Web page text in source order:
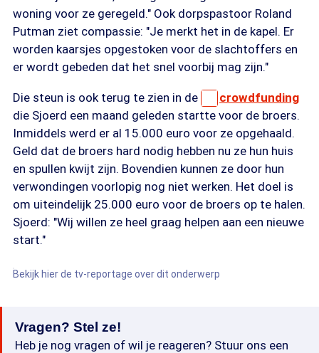
woning voor ze geregeld." Ook dorpspastoor Roland
Putman ziet compassie: "Je merkt het in de kapel. Er
worden kaarsjes opgestoken voor de slachtoffers en
er wordt gebeden dat het snel voorbij mag zijn."
Die steun is ook terug te zien in de
crowdfunding
die Sjoerd een maand geleden startte voor de broers.
Inmiddels werd er al 15.000 euro voor ze opgehaald.
Geld dat de broers hard nodig hebben nu ze hun huis
en spullen kwijt zijn. Bovendien kunnen ze door hun
verwondingen voorlopig nog niet werken. Het doel is
om uiteindelijk 25.000 euro voor de broers op te halen.
Sjoerd: "Wij willen ze heel graag helpen aan een nieuwe
start."
Bekijk hier de tv-reportage over dit onderwerp
Vragen? Stel ze!
Heb je nog vragen of wil je reageren? Stuur ons een